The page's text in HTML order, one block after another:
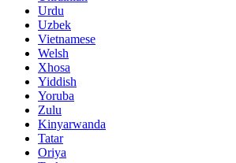
Urdu
Uzbek
Vietnamese
Welsh
Xhosa
Yiddish
Yoruba
Zulu
Kinyarwanda
Tatar
Oriya